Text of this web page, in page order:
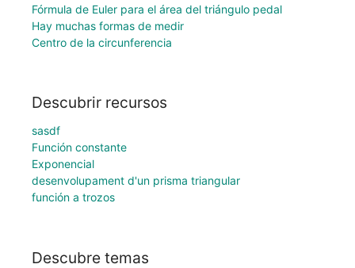
Fórmula de Euler para el área del triángulo pedal
Hay muchas formas de medir
Centro de la circunferencia
Descubrir recursos
sasdf
Función constante
Exponencial
desenvolupament d'un prisma triangular
función a trozos
Descubre temas